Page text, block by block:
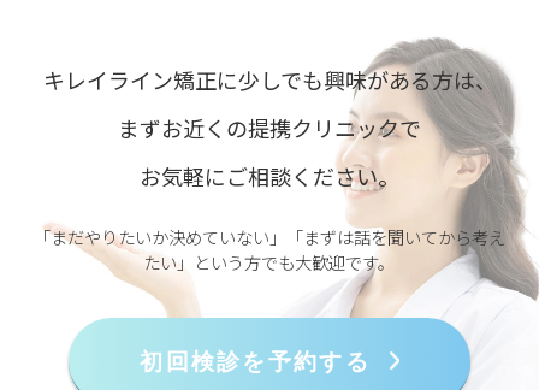
キレイライン矯正に少しでも興味がある方は、
まずお近くの提携クリニックで
お気軽にご相談ください。
「まだやりたいか決めていない」「まずは話を聞いてから考え
たい」という方でも大歓迎です。
初回検診を予約する